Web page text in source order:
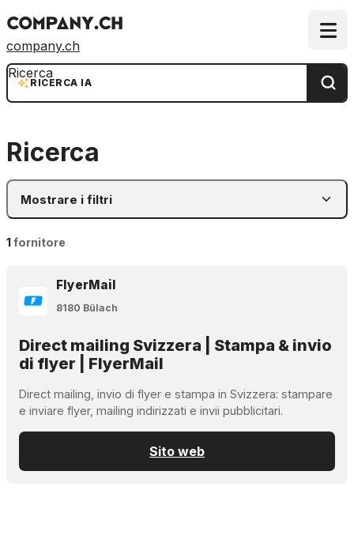
company.ch
RICERCA IA
Ricerca
Ricerca
Mostrare i filtri
1fornitore
FlyerMail
8180 Bülach
Direct mailing Svizzera | Stampa & invio
di flyer | FlyerMail
Direct mailing, invio di flyer e stampa in Svizzera: stampare
e inviare flyer, mailing indirizzati e invii pubblicitari.
Sito web